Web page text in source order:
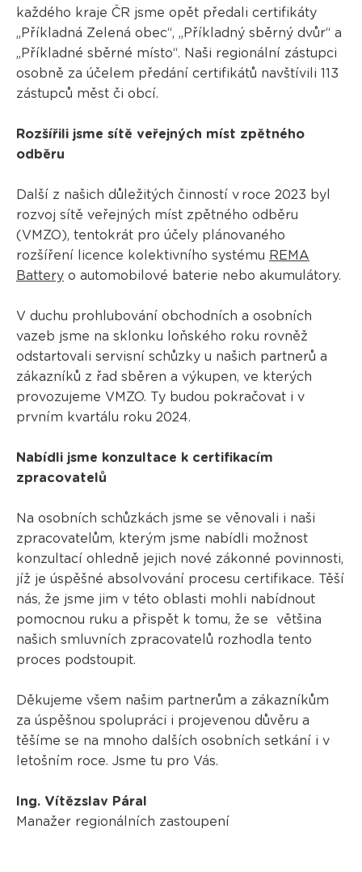
každého kraje ČR jsme opět předali certifikáty
„Příkladná Zelená obec“, „Příkladný sběrný dvůr“ a
„Příkladné sběrné místo“. Naši regionální zástupci
osobně za účelem předání certifikátů navštívili 113
zástupců měst či obcí.
Rozšířili jsme sítě veřejných míst zpětného
odběru
Další z našich důležitých činností v roce 2023 byl
rozvoj sítě veřejných míst zpětného odběru
(VMZO), tentokrát pro účely plánovaného
rozšíření licence kolektivního systému REMA
Batteryo automobilové baterie nebo akumulátory.
V duchu prohlubování obchodních a osobních
vazeb jsme na sklonku loňského roku rovněž
odstartovali servisní schůzky u našich partnerů a
zákazníků z řad sběren a výkupen, ve kterých
provozujeme VMZO. Ty budou pokračovat i v
prvním kvartálu roku 2024.
Nabídli jsme konzultace k certifikacím
zpracovatelů
Na osobních schůzkách jsme se věnovali i naši
zpracovatelům, kterým jsme nabídli možnost
konzultací ohledně jejich nové zákonné povinnosti,
jíž je úspěšné absolvování procesu certifikace. Těší
nás, že jsme jim v této oblasti mohli nabídnout
pomocnou ruku a přispět k tomu, že se většina
našich smluvních zpracovatelů rozhodla tento
proces podstoupit.
Děkujeme všem našim partnerům a zákazníkům
za úspěšnou spolupráci i projevenou důvěru a
těšíme se na mnoho dalších osobních setkání i v
letošním roce. Jsme tu pro Vás.
Ing. Vítězslav Páral
Manažer regionálních zastoupení